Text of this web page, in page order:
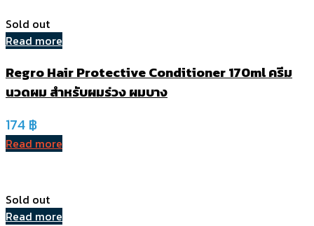
Sold out
Read more
Regro Hair Protective Conditioner 170ml ครีม
นวดผม สำหรับผมร่วง ผมบาง
174 ฿
Read more
Sold out
Read more